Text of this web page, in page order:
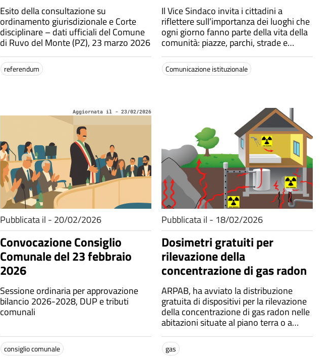
Esito della consultazione su
ordinamento giurisdizionale e Corte
disciplinare – dati ufficiali del Comune
di Ruvo del Monte (PZ), 23 marzo 2026
referendum
Il Vice Sindaco invita i cittadini a
riflettere sull’importanza dei luoghi che
ogni giorno fanno parte della vita della
comunità: piazze, parchi, strade e
monumenti,che non appartengono a
singoli individui ma rappresentano un
patrimonio condiviso da tutti
Comunicazione istituzionale
Aggiornata il - 23/02/2026
Pubblicata il - 20/02/2026
Convocazione Consiglio
Comunale del 23 febbraio
2026
Sessione ordinaria per approvazione
bilancio 2026-2028, DUP e tributi
comunali
consiglio comunale
Pubblicata il - 18/02/2026
Dosimetri gratuiti per
rilevazione della
concentrazione di gas radon
ARPAB, ha avviato la distribuzione
gratuita di dispositivi per la rilevazione
della concentrazione di gas radon nelle
abitazioni situate al piano terra o a
livelli seminterrati e interrati, purché
abitati - Domande entro 31/03/2026
gas